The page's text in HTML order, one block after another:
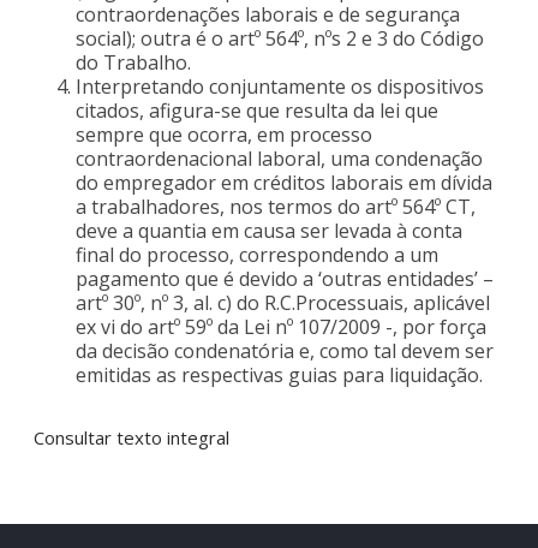
contraordenações laborais e de segurança
social); outra é o artº 564º, nºs 2 e 3 do Código
do Trabalho.
Interpretando conjuntamente os dispositivos
citados, afigura-se que resulta da lei que
sempre que ocorra, em processo
contraordenacional laboral, uma condenação
do empregador em créditos laborais em dívida
a trabalhadores, nos termos do artº 564º CT,
deve a quantia em causa ser levada à conta
final do processo, correspondendo a um
pagamento que é devido a ‘outras entidades’ –
artº 30º, nº 3, al. c) do R.C.Processuais, aplicável
ex vi do artº 59º da Lei nº 107/2009 -, por força
da decisão condenatória e, como tal devem ser
emitidas as respectivas guias para liquidação.
Consultar texto integral